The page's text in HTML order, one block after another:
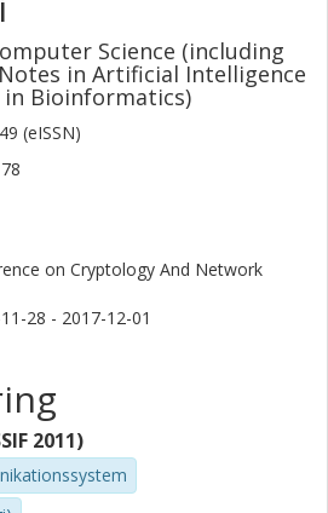
Science (including
in Artificial Intelligence
Bioinformatics)
(eISSN)
on Cryptology And Network
28 - 2017-12-01
2011)